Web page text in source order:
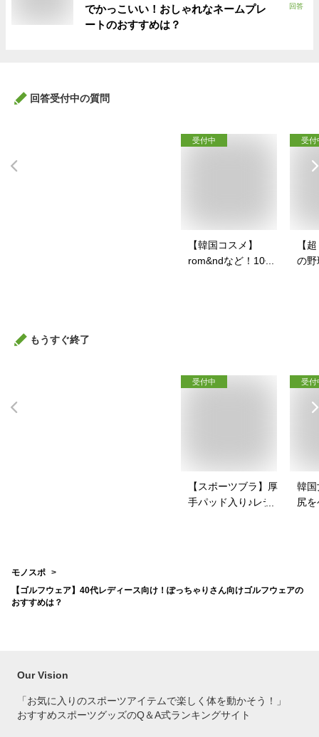
でかっこいい！おしゃれなネームプレ
ートのおすすめは？
回答
回答受付中の質問
受付中
【韓国コスメ】
rom&ndなど！10代
受付
【
の野
もうすぐ終了
受付中
【スポーツブラ】厚
手パッド入り♪レディ
受付
韓国
尻
モノスポ
【ゴルフウェア】40代レディース向け！ぽっちゃりさん向けゴルフウェアの
おすすめは？
Our Vision
「お気に入りのスポーツアイテムで楽しく体を動かそう！」
おすすめスポーツグッズのQ＆A式ランキングサイト